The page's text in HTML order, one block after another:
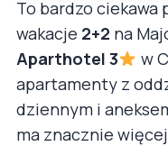
To bardzo
wakacje 2+2 na
Aparthotel 3
w
apartamenty z
dziennym i
ma znacznie